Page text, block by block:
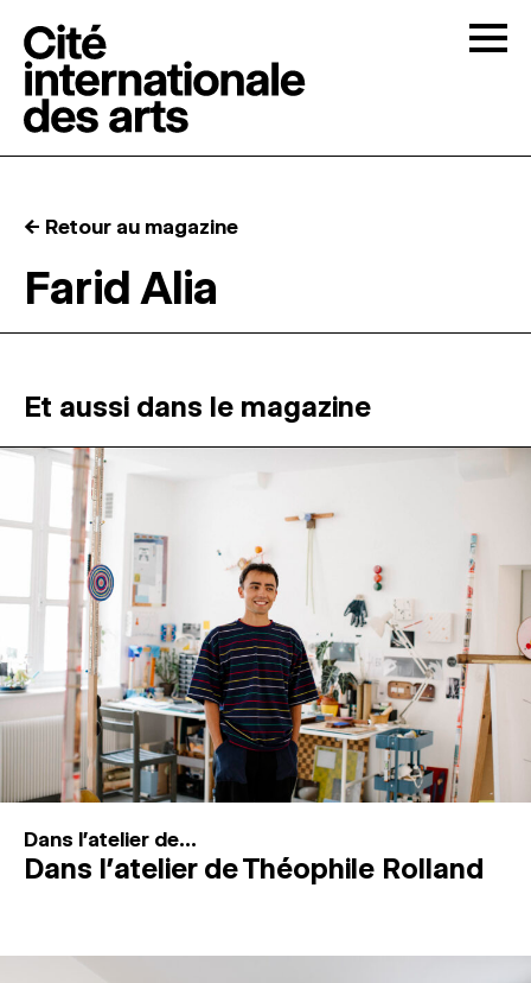
RÉSIDENCES ↓
ATELIERS OUVERTS
PROGRAMMATION
MAGAZINE
ESPACES DE PRATIQUE ARTISTIQUE ↓
Recherche
Connexion
← Retour au magazine
Farid Alia
Et aussi dans le magazine
Dans l'atelier de...
Dans l’atelier de Théophile Rolland